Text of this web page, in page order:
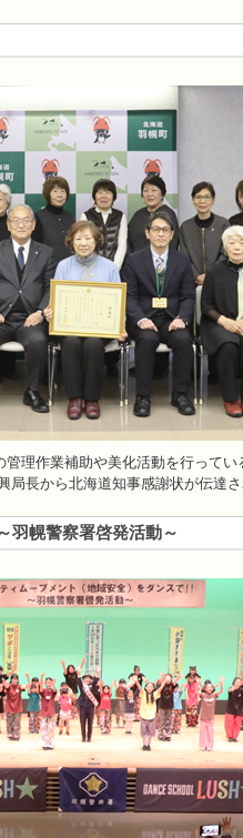
理作業補助や美化活動を行って
長から北海道知事感謝状が伝達さ
羽幌警察署啓発活動～